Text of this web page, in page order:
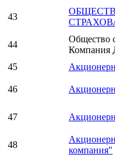
43
44
Общество
Компания
45
46
47
48
компания"